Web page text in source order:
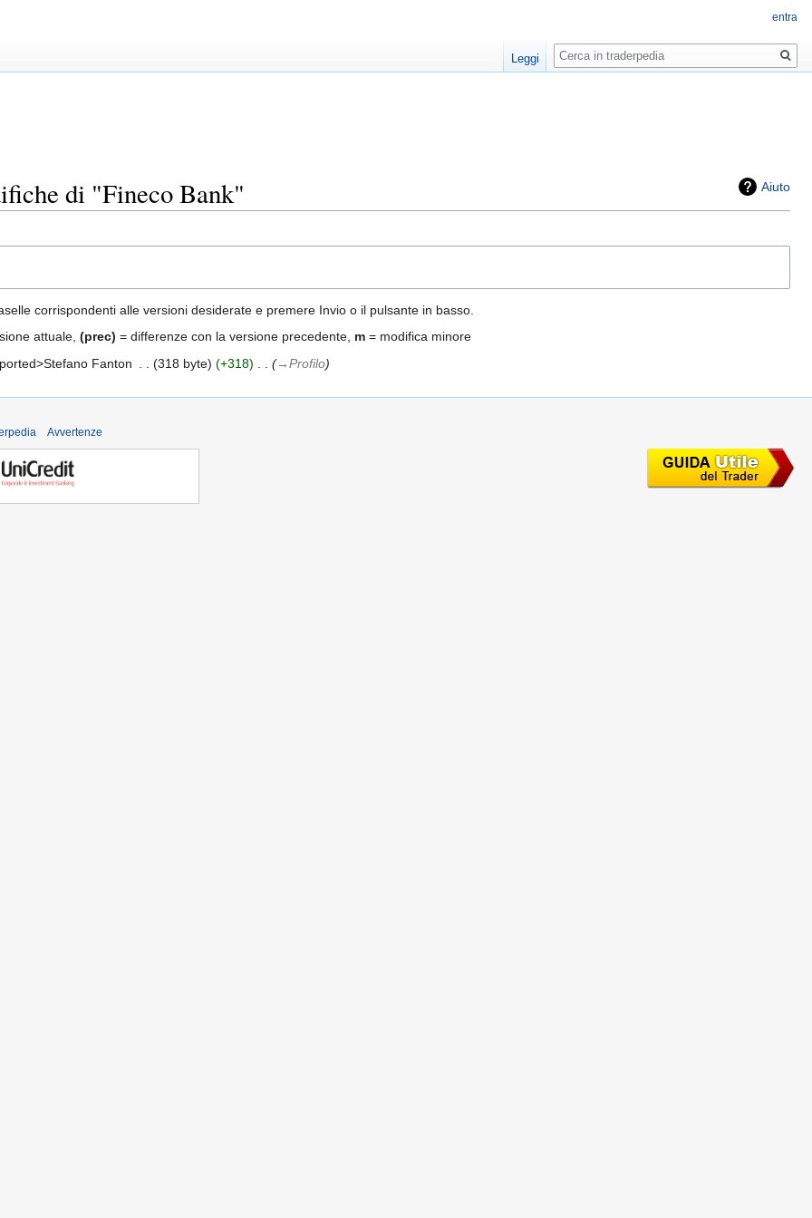
Aiuto
di "Fineco Bank"
corrispondenti alle versioni desiderate e premere Invio o il pulsante in basso.
attuale, (prec) = differenze con la versione precedente, m = modifica minore
Fanton
318 byte +318 →‎Profilo
entra
Leggi
Ricerca
Avvertenze